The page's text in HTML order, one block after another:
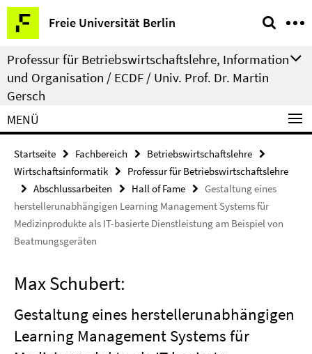
Springe
direkt
zu
Inhalt
Freie Universität Berlin
Service-
Navigation
Professur für Betriebswirtschaftslehre, Information
und Organisation / ECDF / Univ. Prof. Dr. Martin
Gersch
MENÜ
Startseite Fachbereich
Betriebswirtschaftslehre
Wirtschaftsinformatik
Professur für Betriebswirtschaftslehre
Abschlussarbeiten
Hall of Fame
Gestaltung eines
herstellerunabhängigen Learning Management Systems für
Medizinprodukte als IT-basierte Dienstleistung am Beispiel von
Beatmungsgeräten
Max Schubert:
Gestaltung eines herstellerunabhängigen
Learning Management Systems für